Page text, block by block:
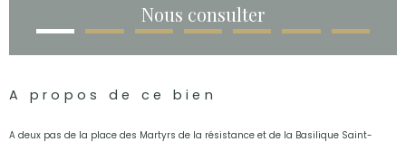
Nous consulter
A propos de ce bien
A deux pas de la place des Martyrs de la résistance et de la Basilique Saint-